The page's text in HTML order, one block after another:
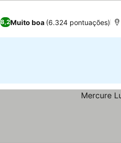
8,2Muito boa (6.324 pontuações)